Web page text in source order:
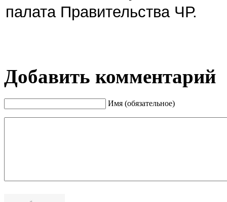
палата Правительства ЧР.
Добавить комментарий
Имя (обязательное)